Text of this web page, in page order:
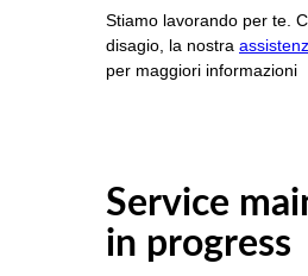
Stiamo lavorando per te.
disagio, la nostra
per maggiori informazioni
Service
in progress